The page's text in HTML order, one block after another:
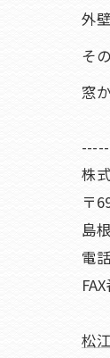
外
そ
窓
株
〒
島
電
松